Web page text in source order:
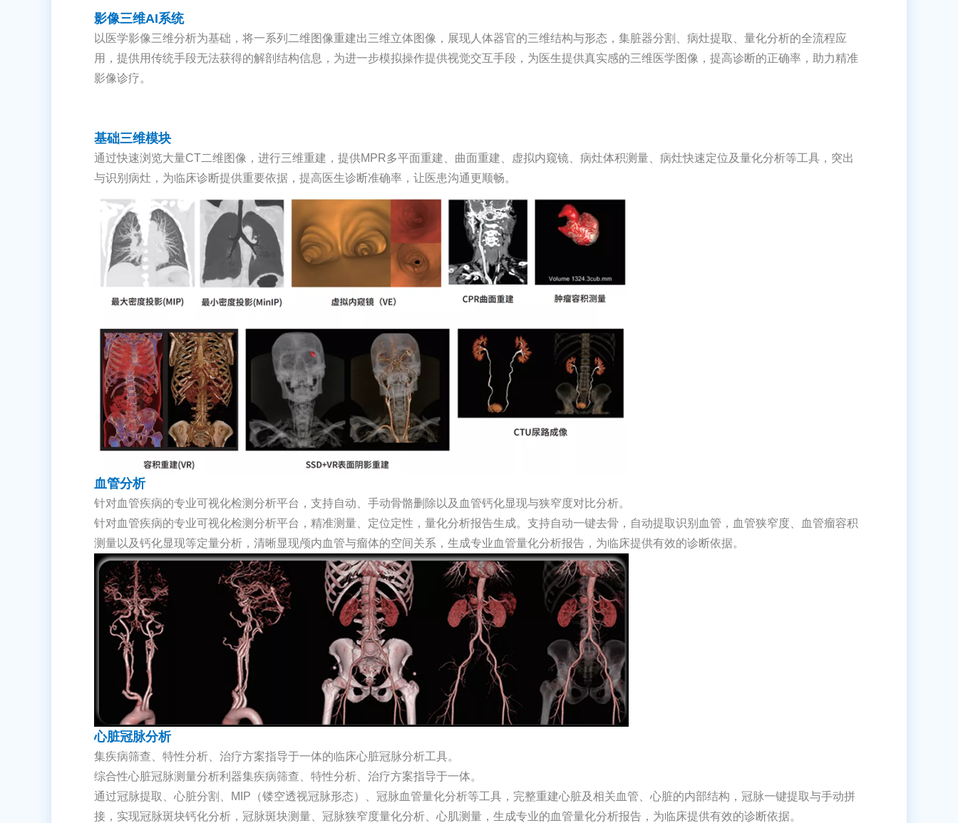
影像三维AI系统
以医学影像三维分析为基础，将一系列二维图像重建出三维立体图像，展现人体器官的三维结构与形态，集脏器分割、病灶提取、量化分析的全流程应
用，提供用传统手段无法获得的解剖结构信息，为进一步模拟操作提供视觉交互手段，为医生提供真实感的三维医学图像，提高诊断的正确率，助力精准
影像诊疗。
基础三维模块
通过快速浏览大量CT二维图像，进行三维重建，提供MPR多平面重建、曲面重建、虚拟内窥镜、病灶体积测量、病灶快速定位及量化分析等工具，突出
与识别病灶，为临床诊断提供重要依据，提高医生诊断准确率，让医患沟通更顺畅。
血管分析
针对血管疾病的专业可视化检测分析平台，支持自动、手动骨骼删除以及血管钙化显现与狭窄度对比分析。
针对血管疾病的专业可视化检测分析平台，精准测量、定位定性，量化分析报告生成。支持自动一键去骨，自动提取识别血管，血管狭窄度、血管瘤容积
测量以及钙化显现等定量分析，清晰显现颅内血管与瘤体的空间关系，生成专业血管量化分析报告，为临床提供有效的诊断依据。
心脏冠脉分析
集疾病筛查、特性分析、治疗方案指导于一体的临床心脏冠脉分析工具。
综合性心脏冠脉测量分析利器集疾病筛查、特性分析、治疗方案指导于一体。
通过冠脉提取、心脏分割、MIP（镂空透视冠脉形态）、冠脉血管量化分析等工具，完整重建心脏及相关血管、心脏的内部结构，冠脉一键提取与手动拼
接，实现冠脉斑块钙化分析，冠脉斑块测量、冠脉狭窄度量化分析、心肌测量，生成专业的血管量化分析报告，为临床提供有效的诊断依据。